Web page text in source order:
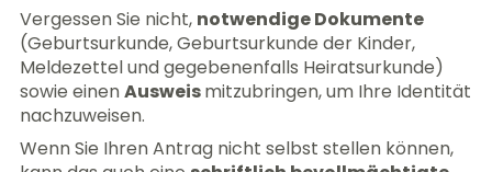
Vergessen Sie nicht, notwendige Dokumente
(Geburtsurkunde, Geburtsurkunde der Kinder,
Meldezettel und gegebenenfalls Heiratsurkunde)
sowie einenAusweismitzubringen, um Ihre Identität
nachzuweisen.
Wenn Sie Ihren Antrag nicht selbst stellen können,